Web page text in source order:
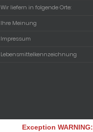
Wir liefern in folgende Orte:
Ihre Meinung
Impressum
Lebensmittelkennzeichnung
Exception WARNING: